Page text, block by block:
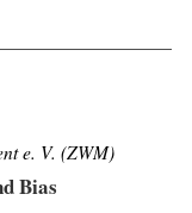
e. V. (ZWM)
Bias